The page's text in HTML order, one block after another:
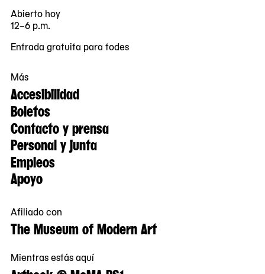
Abierto hoy
12–6 p.m.
Entrada gratuita para todes
Más
Accesibilidad
Boletos
Contacto y prensa
Personal y junta
Empleos
Apoyo
Afiliado con
The Museum of Modern Art
Mientras estás aquí